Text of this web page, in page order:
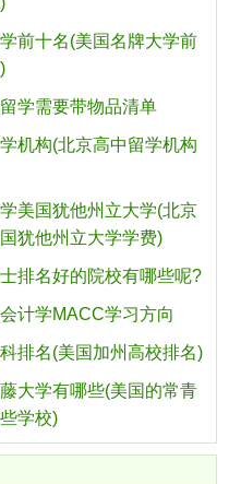
前十名(美国名牌大学前
学需要带物品清单
机构(北京高中留学机构
美国犹他州立大学(北京
犹他州立大学学费)
排名好的院校有哪些呢?
计学MACC学习方向
排名(美国加州高校排名)
大学有哪些(美国的常青
学校)